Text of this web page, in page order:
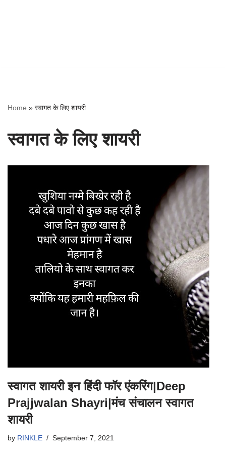
Home » स्वागत के लिए शायरी
स्वागत के लिए शायरी
स्वागत शायरी इन हिंदी फॉर एंकरिंग|Deep
Prajjwalan Shayri|मंच संचालन स्वागत
शायरी
by RINKLE September 7, 2021